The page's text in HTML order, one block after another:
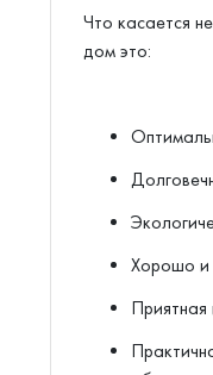
Что касается
дом это:
Хорошо и